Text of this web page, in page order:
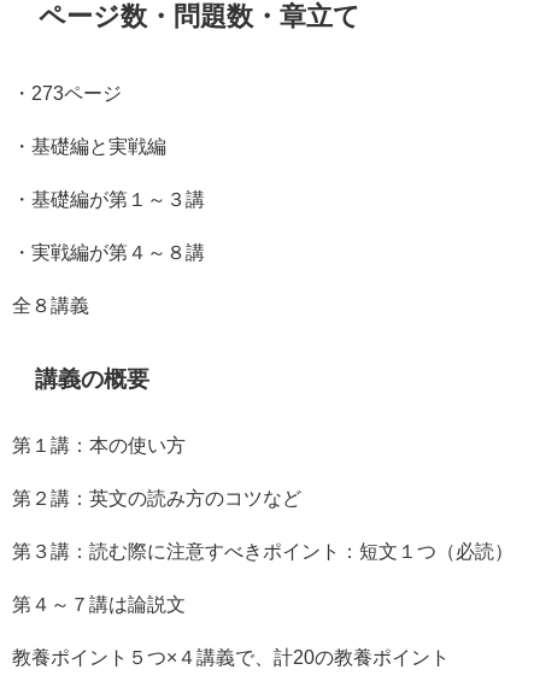
ページ数・問題数・章立て
・273ページ
・基礎編と実戦編
・基礎編が第１～３講
・実戦編が第４～８講
全８講義
講義の概要
第１講：本の使い方
第２講：英文の読み方のコツなど
第３講：読む際に注意すべきポイント：短文１つ（必読）
第４～７講は論説文
教養ポイント５つ×４講義で、計20の教養ポイント